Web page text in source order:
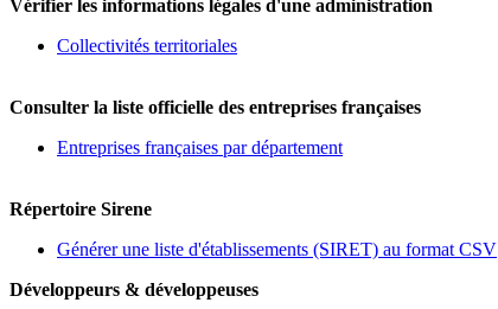
Vérifier les informations légales d'une administration
Collectivités territoriales
Consulter la liste officielle des entreprises françaises
Entreprises françaises par département
Répertoire Sirene
Générer une liste d'établissements (SIRET) au format CSV
Développeurs & développeuses